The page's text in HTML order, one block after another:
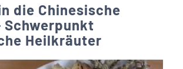
die Chinesische
Schwerpunkt
Heilkräuter